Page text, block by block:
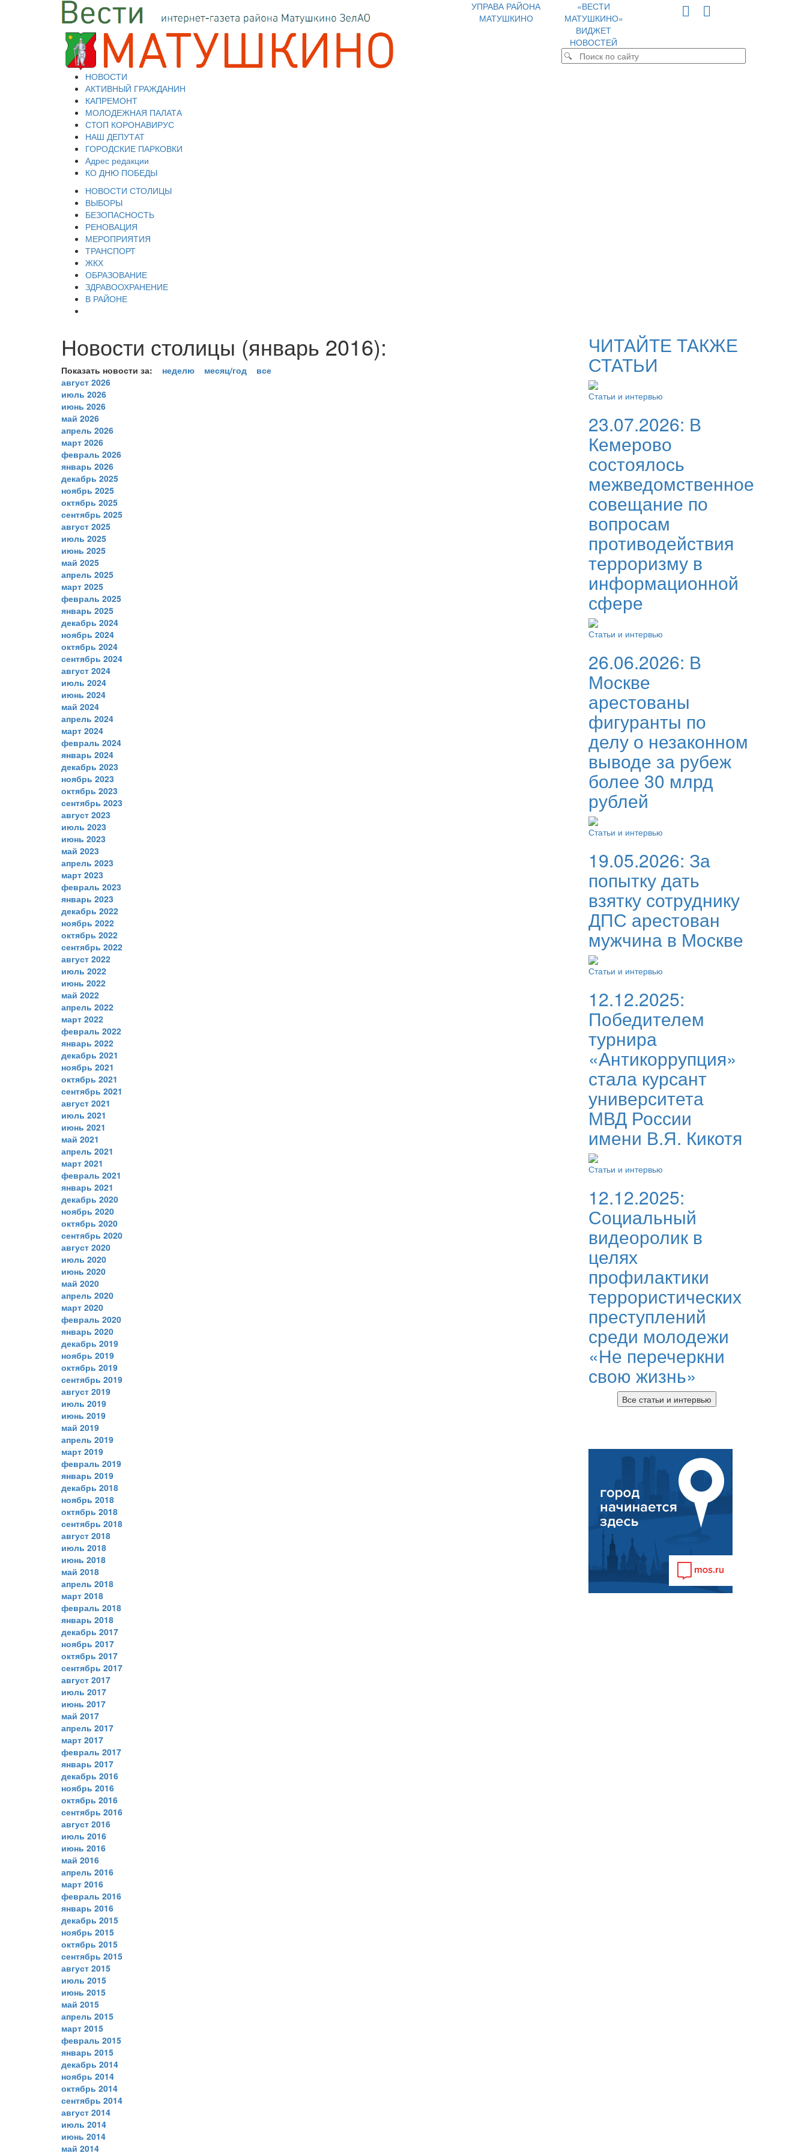
УПРАВА РАЙОНА
МАТУШКИНО
«ВЕСТИ
МАТУШКИНО»
ВИДЖЕТ
НОВОСТЕЙ
НОВОСТИ
АКТИВНЫЙ ГРАЖДАНИН
КАПРЕМОНТ
МОЛОДЕЖНАЯ ПАЛАТА
СТОП КОРОНАВИРУС
НАШ ДЕПУТАТ
ГОРОДСКИЕ ПАРКОВКИ
Адрес редакции
КО ДНЮ ПОБЕДЫ
НОВОСТИ СТОЛИЦЫ
ВЫБОРЫ
БЕЗОПАСНОСТЬ
РЕНОВАЦИЯ
МЕРОПРИЯТИЯ
ТРАНСПОРТ
ЖКХ
ОБРАЗОВАНИЕ
ЗДРАВООХРАНЕНИЕ
В РАЙОНЕ
Новости столицы (январь 2016):
Показать новости за: неделю месяц/год
все
август 2026
июль 2026
июнь 2026
май 2026
апрель 2026
март 2026
февраль 2026
январь 2026
декабрь 2025
ноябрь 2025
октябрь 2025
сентябрь 2025
август 2025
июль 2025
июнь 2025
май 2025
апрель 2025
март 2025
февраль 2025
январь 2025
декабрь 2024
ноябрь 2024
октябрь 2024
сентябрь 2024
август 2024
июль 2024
июнь 2024
май 2024
апрель 2024
март 2024
февраль 2024
январь 2024
декабрь 2023
ноябрь 2023
октябрь 2023
сентябрь 2023
август 2023
июль 2023
июнь 2023
май 2023
апрель 2023
март 2023
февраль 2023
январь 2023
декабрь 2022
ноябрь 2022
октябрь 2022
сентябрь 2022
август 2022
июль 2022
июнь 2022
май 2022
апрель 2022
март 2022
февраль 2022
январь 2022
декабрь 2021
ноябрь 2021
октябрь 2021
сентябрь 2021
август 2021
июль 2021
июнь 2021
май 2021
апрель 2021
март 2021
февраль 2021
январь 2021
декабрь 2020
ноябрь 2020
октябрь 2020
сентябрь 2020
август 2020
июль 2020
июнь 2020
май 2020
апрель 2020
март 2020
февраль 2020
январь 2020
декабрь 2019
ноябрь 2019
октябрь 2019
сентябрь 2019
август 2019
июль 2019
июнь 2019
май 2019
апрель 2019
март 2019
февраль 2019
январь 2019
декабрь 2018
ноябрь 2018
октябрь 2018
сентябрь 2018
август 2018
июль 2018
июнь 2018
май 2018
апрель 2018
март 2018
февраль 2018
январь 2018
декабрь 2017
ноябрь 2017
октябрь 2017
сентябрь 2017
август 2017
июль 2017
июнь 2017
май 2017
апрель 2017
март 2017
февраль 2017
январь 2017
декабрь 2016
ноябрь 2016
октябрь 2016
сентябрь 2016
август 2016
июль 2016
июнь 2016
май 2016
апрель 2016
март 2016
февраль 2016
январь 2016
декабрь 2015
ноябрь 2015
октябрь 2015
сентябрь 2015
август 2015
июль 2015
июнь 2015
май 2015
апрель 2015
март 2015
февраль 2015
январь 2015
декабрь 2014
ноябрь 2014
октябрь 2014
сентябрь 2014
август 2014
июль 2014
июнь 2014
май 2014
ЧИТАЙТЕ ТАКЖЕ
СТАТЬИ
Статьи и интервью
23.07.2026: В
Кемерово
состоялось
межведомственное
совещание по
вопросам
противодействия
терроризму в
информационной
сфере
Статьи и интервью
26.06.2026: В
Москве
арестованы
фигуранты по
делу о незаконном
выводе за рубеж
более 30 млрд
рублей
Статьи и интервью
19.05.2026: За
попытку дать
взятку сотруднику
ДПС арестован
мужчина в Москве
Статьи и интервью
12.12.2025:
Победителем
турнира
«Антикоррупция»
стала курсант
университета
МВД России
имени В.Я. Кикотя
Статьи и интервью
12.12.2025:
Социальный
видеоролик в
целях
профилактики
террористических
преступлений
среди молодежи
«Не перечеркни
свою жизнь»
Все статьи и интервью